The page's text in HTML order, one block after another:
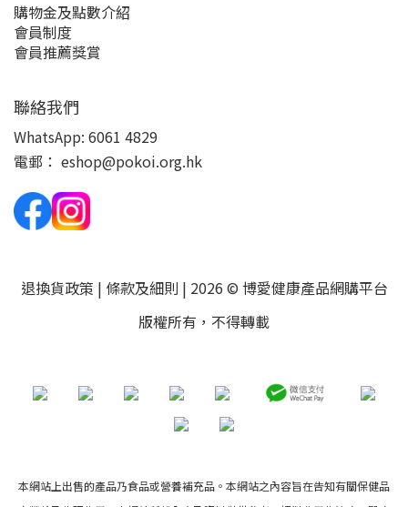
購物金及點數介紹
會員制度
會員推薦獎賞
聯絡我們
WhatsApp: 6061 4829
電郵： eshop@pokoi.org.hk
退換貨政策 | 條款及細則 | 2026 © 博愛健康產品網購平台
版權所有，不得轉載
本網站上出售的產品乃食品或營養補充品。本網站之內容旨在告知有關保健品